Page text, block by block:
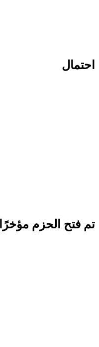
احتمال
تم فتح الحزم مؤخرًا